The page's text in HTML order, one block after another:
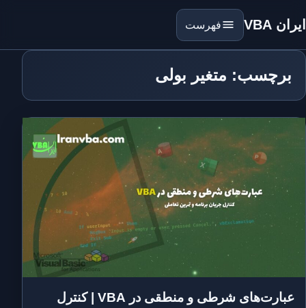
ایران VBA فهرست
برچسب: متغیر بولی
عبارت‌های شرطی و منطقی در VBA | کنترل